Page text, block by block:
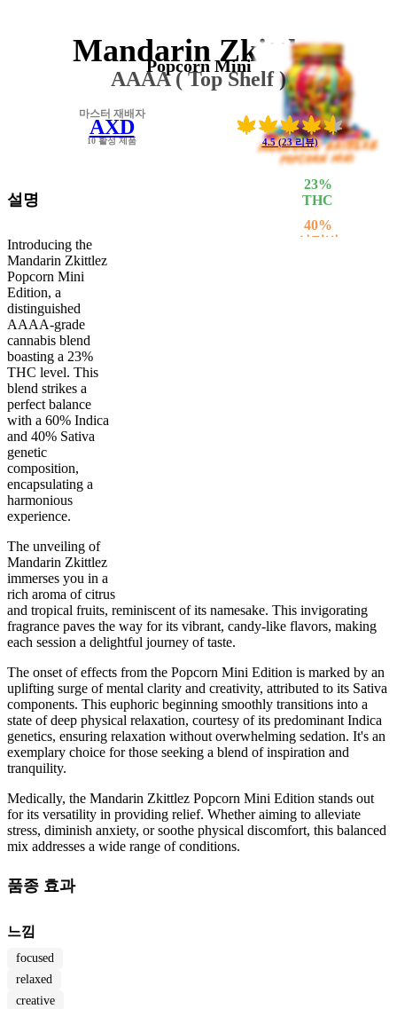
23%
THC
40%
사티바
Mandarin Zkittlez
Popcorn Mini
AAAA ( Top Shelf )
4.5 (23 리뷰)
마스터 재배자
AXD
10 활성 제품
설명
Introducing the
Mandarin Zkittlez
Popcorn Mini
Edition, a
distinguished
AAAA-grade
cannabis blend
boasting a 23%
THC level. This
blend strikes a
perfect balance
with a 60% Indica
and 40% Sativa
genetic
composition,
encapsulating a
harmonious
experience.
The unveiling of
Mandarin Zkittlez
immerses you in a
rich aroma of citrus
and tropical fruits, reminiscent of its namesake. This invigorating
fragrance paves the way for its vibrant, candy-like flavors, making
each session a delightful journey of taste.
The onset of effects from the Popcorn Mini Edition is marked by an
uplifting surge of mental clarity and creativity, attributed to its Sativa
components. This euphoric beginning smoothly transitions into a
state of deep physical relaxation, courtesy of its predominant Indica
genetics, ensuring relaxation without overwhelming sedation. It's an
exemplary choice for those seeking a blend of inspiration and
tranquility.
Medically, the Mandarin Zkittlez Popcorn Mini Edition stands out
for its versatility in providing relief. Whether aiming to alleviate
stress, diminish anxiety, or soothe physical discomfort, this balanced
mix addresses a wide range of conditions.
품종 효과
느낌
focused
relaxed
creative